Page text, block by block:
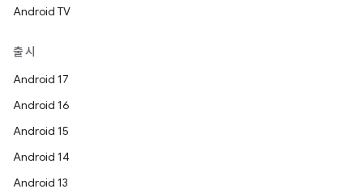
Android TV
출시
Android 17
Android 16
Android 15
Android 14
Android 13